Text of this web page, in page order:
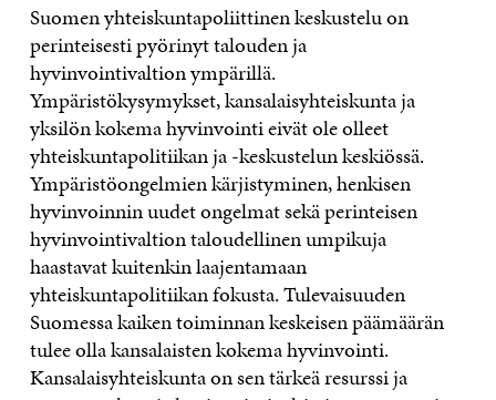
Suomen yhteiskuntapoliittinen keskustelu on
perinteisesti pyörinyt talouden ja
hyvinvointivaltion ympärillä.
Ympäristökysymykset, kansalaisyhteiskunta ja
yksilön kokema hyvinvointi eivät ole olleet
yhteiskuntapolitiikan ja -keskustelun keskiössä.
Ympäristöongelmien kärjistyminen, henkisen
hyvinvoinnin uudet ongelmat sekä perinteisen
hyvinvointivaltion taloudellinen umpikuja
haastavat kuitenkin laajentamaan
yhteiskuntapolitiikan fokusta. Tulevaisuuden
Suomessa kaiken toiminnan keskeisen päämäärän
tulee olla kansalaisten kokema hyvinvointi.
Kansalaisyhteiskunta on sen tärkeä resurssi ja